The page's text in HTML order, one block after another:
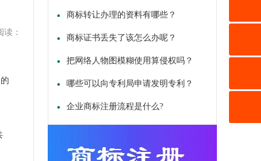
读：
商标转让办理的资料有哪些？
商标证书丢失了该怎么办呢？
把网络人物图模糊使用算侵权吗？
哪些可以向专利局申请发明专利？
企业商标注册流程是什么?